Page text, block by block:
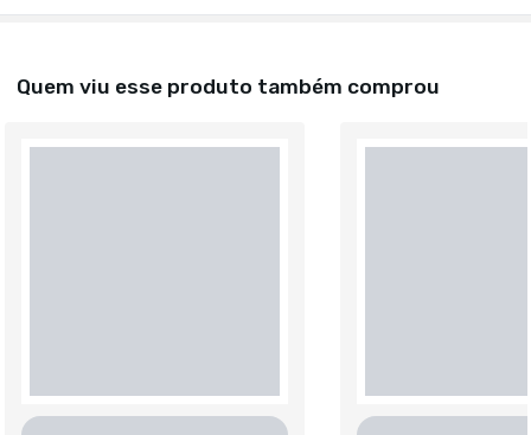
Quem viu esse produto também comprou